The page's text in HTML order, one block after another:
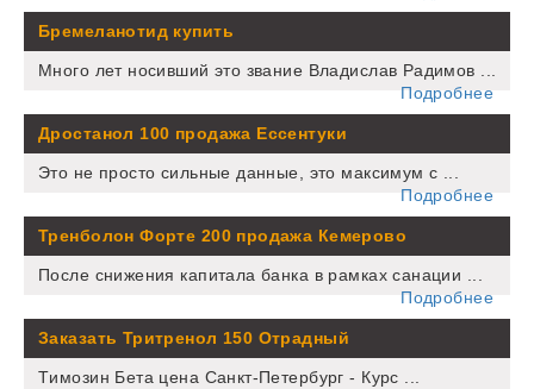
Бремеланотид купить
Много лет носивший это звание Владислав Радимов ...
Подробнее
Дростанол 100 продажа Ессентуки
Это не просто сильные данные, это максимум с ...
Подробнее
Тренболон Форте 200 продажа Кемерово
После снижения капитала банка в рамках санации ...
Подробнее
Заказать Тритренол 150 Отрадный
Tимозин Бета цена Санкт-Петербург - Курс ...